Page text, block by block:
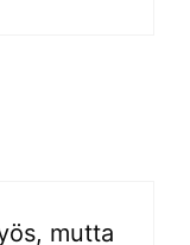
mutta